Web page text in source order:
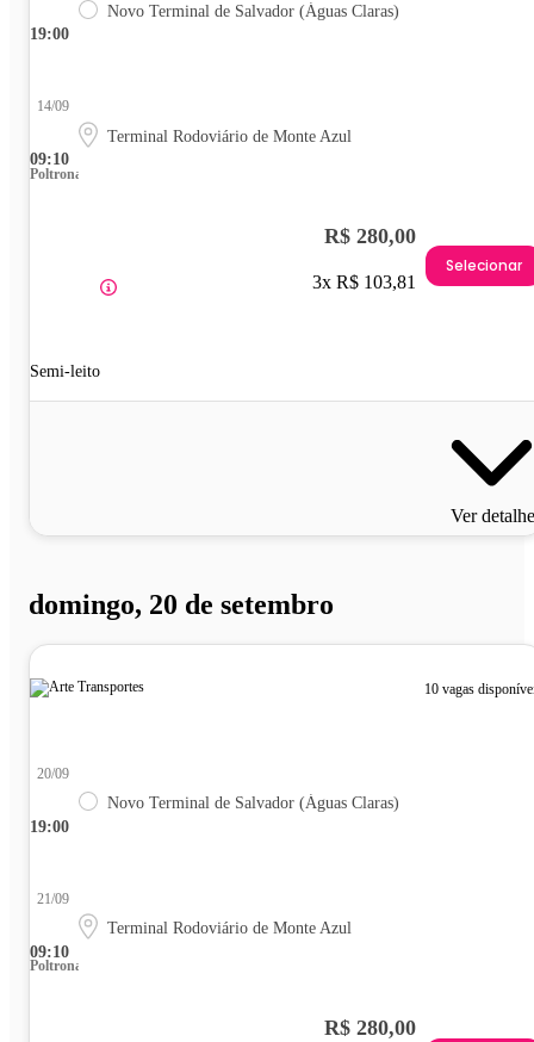
19:00
Novo Terminal de Salvador (Águas Claras)
09:10
14/09
Terminal Rodoviário de Monte Azul
Poltrona
Semi-leito
R$ 280,00
3x R$ 103,81
Selecionar
Ver
domingo, 20 de setembro
10 vagas
19:00
20/09
Novo Terminal de Salvador (Águas Claras)
09:10
21/09
Terminal Rodoviário de Monte Azul
Poltrona
R$ 280,00